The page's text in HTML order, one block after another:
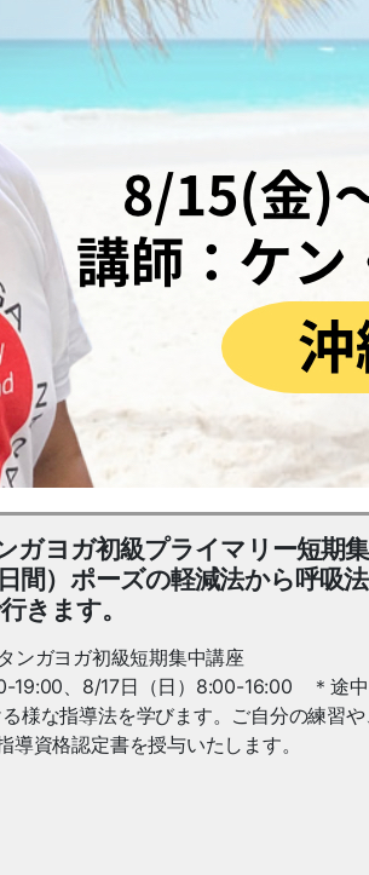
ガヨガ初級プライマリー短期
間）ポーズの軽減法から呼吸
きます。
ガヨガ初級短期集中講座
19:00、8/17日（日）8:00-16:00 ＊途
様な指導法を学びます。ご自分の練習
資格認定書を授与いたします。